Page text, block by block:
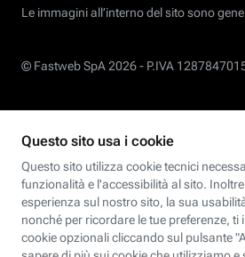
Le immagini all’interno del sito sono
© Fastweb SpA 2026 - P.IVA